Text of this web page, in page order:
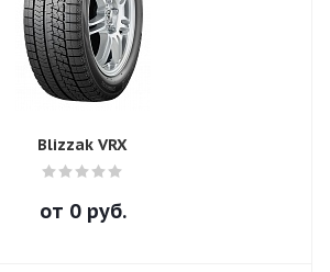
Blizzak VRX
от 0руб.